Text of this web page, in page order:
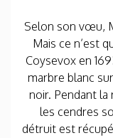
Selon son vœu,
Mais ce n’est
Coysevox en
marbre blanc
noir. Pendant
les cendres
détruit est